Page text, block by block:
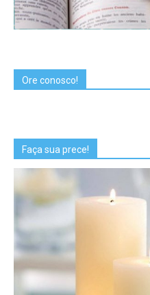
Ore conosco!
Faça sua prece!